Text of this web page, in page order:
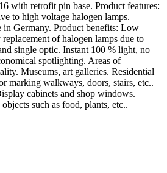
with retrofit pin base. Product features:
to high voltage halogen lamps.
Germany. Product benefits: Low
of halogen lamps due to
single optic. Instant 100 % light, no
spotlighting. Areas of
Museums, art galleries. Residential
marking walkways, doors, stairs, etc..
cabinets and shop windows.
such as food, plants, etc..